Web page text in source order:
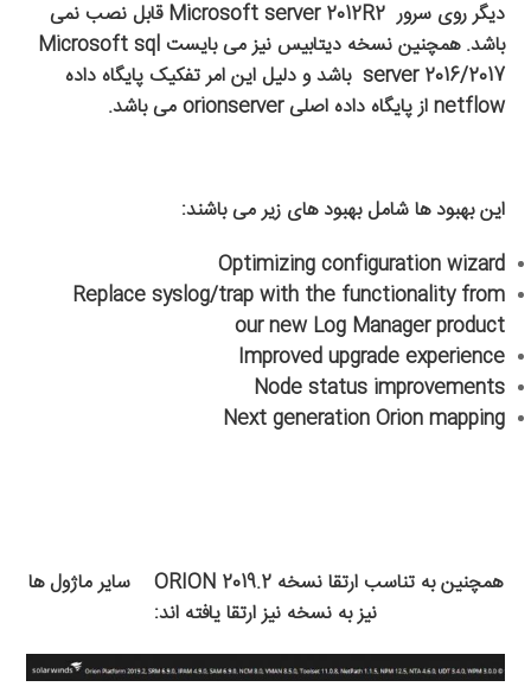
دیگر روی سرور Microsoft server 2012R2 قابل نصب نمی
باشد.همچنین نسخه دیتابیس نیز می بایستMicrosoft sql
server 2016/2017 باشد و دلیل این امر تفکیک پایگاه داده
netflowاز پایگاه داده اصلیorionserverمی باشد.
این بهبود ها شامل بهبود های زیر می باشند:
Optimizing configuration wizard
Replace syslog/trap with the functionality from
our new Log Manager product
Improved upgrade experience
Node status improvements
Next generation Orion mapping
همچنین به تناسب ارتقا نسخه ORION 2019.2
سایر ماژول ها
نیز به نسخه نیز ارتقا یافته اند: